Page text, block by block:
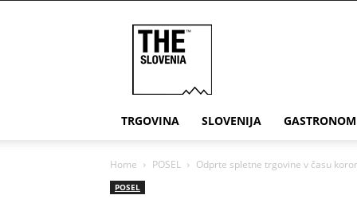
TRGOVINA SLOVENIJA
Home POSEL Odprte spletne trgovine v času
POSEL